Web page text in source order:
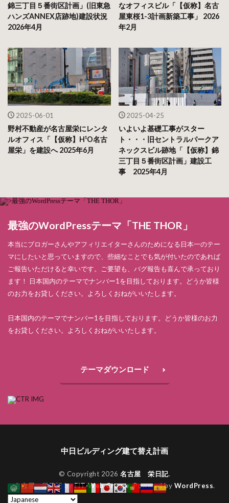
錦三丁目５番街区計画」(旧東急
ハンズANNEX店跡地)建設状況
2026年4月
なオフィスビル「【仮称】名古
屋東桜1-3計画新築工事」 2026
年2月
2025-06-01
野村不動産が名古屋栄にレンタ
ルオフィス「【仮称】H¹O名古
屋栄」を建設へ 2025年6月
2025-04-25
いよいよ基礎工事がスター
ト・・・旧セントラルパークア
ネックスビル跡地「【仮称】錦
三丁目５番街区計画」建設工
事 2025年4月
最強のWordPressテーマ「THE THOR」
本当にブロガーさんやアフィリエイターさんのためになる日本一のテー
マにしたいと思っていますので、些細なことでも気が付いたのであれば
ご報告いただけると幸いです。ご要望も、バグ報告も喜んで承っており
ます！ 日本国内のテーマでナンバー1を目指しております。どうか皆様
のお力をお貸しください。よろしくおねがいいたします。
日本国内のテーマでナンバー1を目指しております。どうか皆様のお力
をお貸しください。よろしくおねがいいたします。
テーマダウンロード
中日ビルディング建て替え計画
© Copyright 2026名古屋 栄日記.
名古屋 栄日記 byFIT-Web Create. Powered by WordPress.